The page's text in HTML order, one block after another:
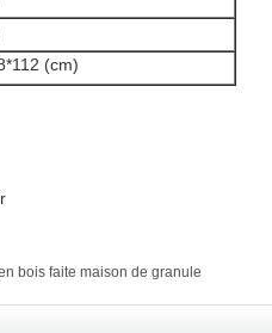
(cm)
bois faite maison de granule